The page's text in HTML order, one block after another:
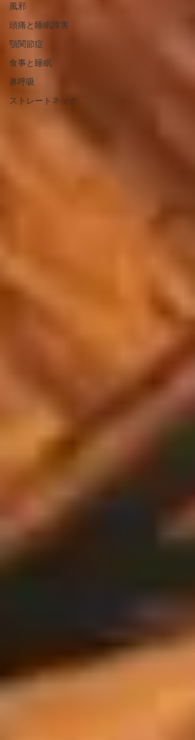
風邪
頭痛と睡眠障害
顎関節症
食事と睡眠
鼻呼吸
ストレートネック